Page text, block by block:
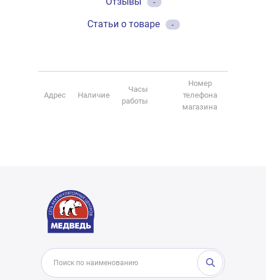
-
Статьи о товаре -
Адрес Наличие
Часы
работы
Номер
телефона
магазина